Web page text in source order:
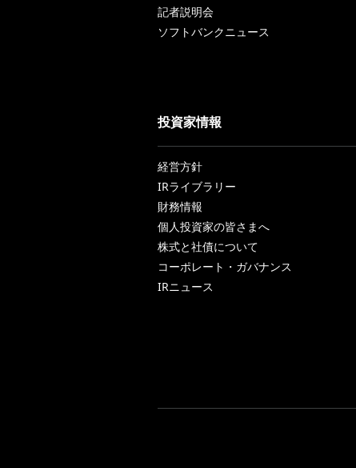
記者説明会
ソフトバンクニュース
投資家情報
経営方針
IRライブラリー
財務情報
個人投資家の皆さまへ
株式と社債について
コーポレート・ガバナンス
IRニュース